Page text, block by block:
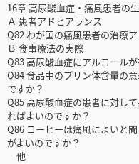
16章 高尿酸血症・痛風患者の
Ａ 患者アドヒアランス
Q82 わが国の痛風患者の治療
Ｂ 食事療法の実際
Q83 高尿酸血症にアルコール
Q84 食品中のプリン体含量の
ですか？
Q85 高尿酸血症の患者に対し
ればよいのですか？
Q86 コーヒーは痛風によいと
がよいのですか？
他